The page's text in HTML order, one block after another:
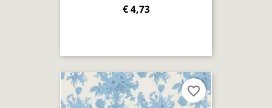
€ 4,73
favorite_border